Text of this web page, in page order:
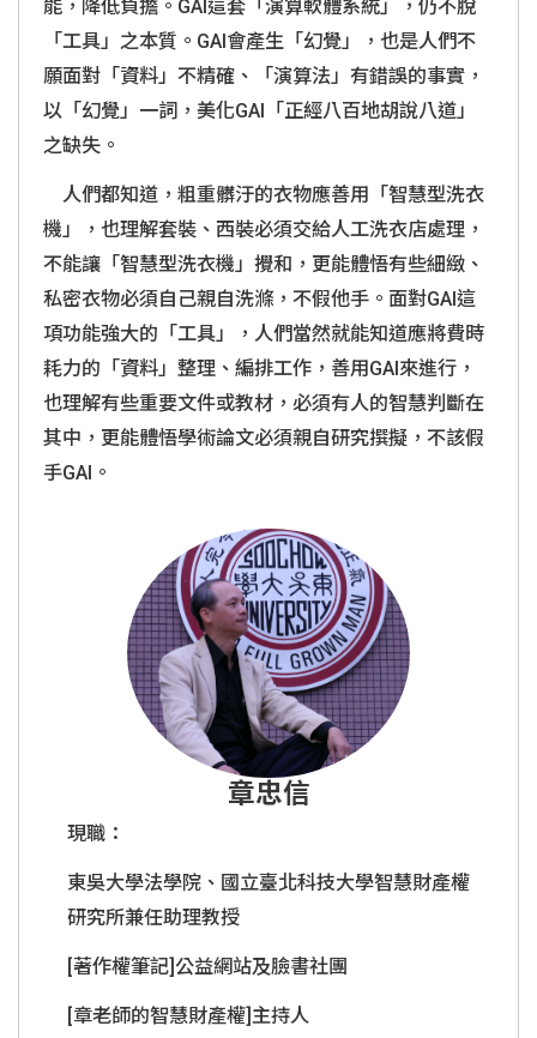
能，降低負擔。 GAI 這套「演算軟體系統」，仍不脫
「工具」之本質。 GAI 會產生「幻覺」，也是人們不
願面對「資料」不精確、「演算法」有錯誤的事實，
以「幻覺」一詞，美化GAI
「正經八百地胡說八道」
之缺失。
人們都知道，粗重髒汙的衣物應善用「智慧型洗衣
機」，也理解套裝、西裝必須交給人工洗衣店處理，
不能讓「智慧型洗衣機」攪和，更能體悟有些細緻、
私密衣物必須自己親自洗滌，不假他手。面對GAI這
項功能強大的「工具」，人們當然就能知道應將費時
耗力的「資料」整理、編排工作，善用GAI來進行，
也理解有些重要文件或教材，必須有人的智慧判斷在
其中，更能體悟學術論文必須親自研究撰擬，不該假
手GAI。
章忠信
現職：
東吳大學法學院、國立臺北科技大學智慧財產權
研究所兼任助理教授
[著作權筆記]公益網站及臉書社團
[章老師的智慧財產權]主持人